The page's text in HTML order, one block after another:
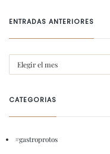
ENTRADAS ANTERIORES
CATEGORIAS
#gastroprotos